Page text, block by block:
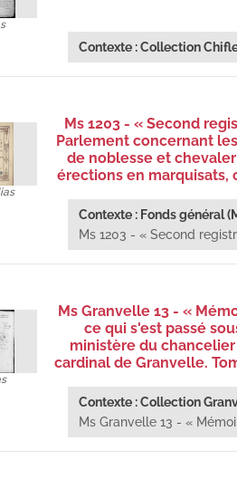
Contexte : Collection
Ms 1203 - « Second
Parlement concernant
de noblesse et
érections en marquisats,
Contexte : Fonds général
Ms 1203 - « Second
Ms Granvelle 13 - «
ce qui s'est passé
ministère du
cardinal de Granvelle.
Contexte : Collection
Ms Granvelle 13 - «